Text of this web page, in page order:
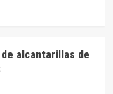
alcantarillas de